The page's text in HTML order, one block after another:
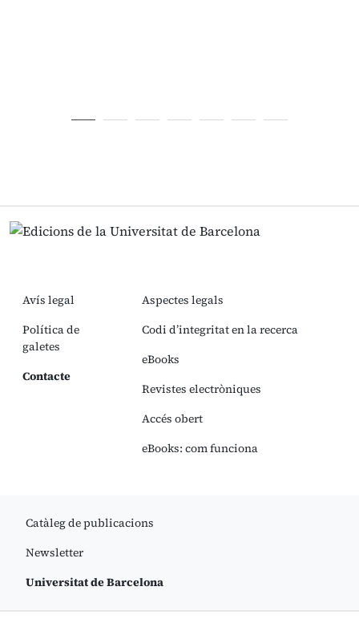
Avís legal
Política de
galetes
Contacte
Aspectes legals
Codi d’integritat en la recerca
eBooks
Revistes electròniques
Accés obert
eBooks: com funciona
Catàleg de publicacions
Newsletter
Universitat de Barcelona